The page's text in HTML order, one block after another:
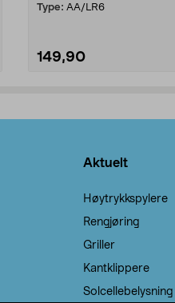
Type: AA/LR6
149,90
Aktuelt
Høytrykkspylere
Rengjøring
Griller
Kantklippere
Solcellebelysning